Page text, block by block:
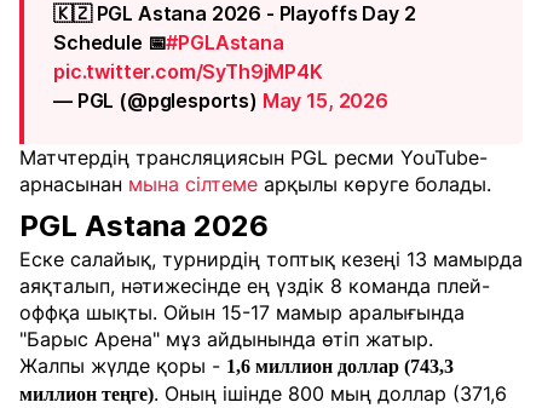
🇰🇿 PGL Astana 2026 - Playoffs Day 2
Schedule 📅#PGLAstana
pic.twitter.com/SyTh9jMP4K
— PGL (@pglesports) May 15, 2026
Матчтердің трансляциясын PGL ресми YouTube-
арнасынан мына сілтеме арқылы көруге болады.
PGL Astana 2026
Еске салайық, турнирдің топтық кезеңі 13 мамырда
аяқталып, нәтижесінде ең үздік 8 команда плей-
оффқа шықты. Ойын 15-17 мамыр аралығында
"Барыс Арена" мұз айдынында өтіп жатыр.
Жалпы жүлде қоры - 1,6 миллион доллар (743,3
миллион теңге). Оның ішінде 800 мың доллар (371,6